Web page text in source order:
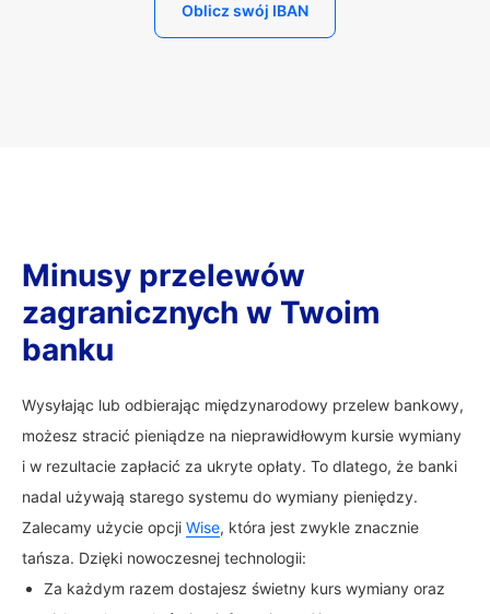
Oblicz swój IBAN
Minusy przelewów
zagranicznych w Twoim
banku
Wysyłając lub odbierając międzynarodowy przelew bankowy,
możesz stracić pieniądze na nieprawidłowym kursie wymiany
i w rezultacie zapłacić za ukryte opłaty. To dlatego, że banki
nadal używają starego systemu do wymiany pieniędzy.
Zalecamy użycie opcji Wise, która jest zwykle znacznie
tańsza. Dzięki nowoczesnej technologii:
Za każdym razem dostajesz świetny kurs wymiany oraz